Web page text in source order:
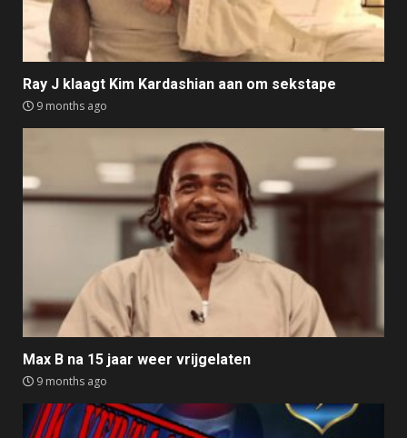
Ray J klaagt Kim Kardashian aan om sekstape
9 months ago
Max B na 15 jaar weer vrijgelaten
9 months ago